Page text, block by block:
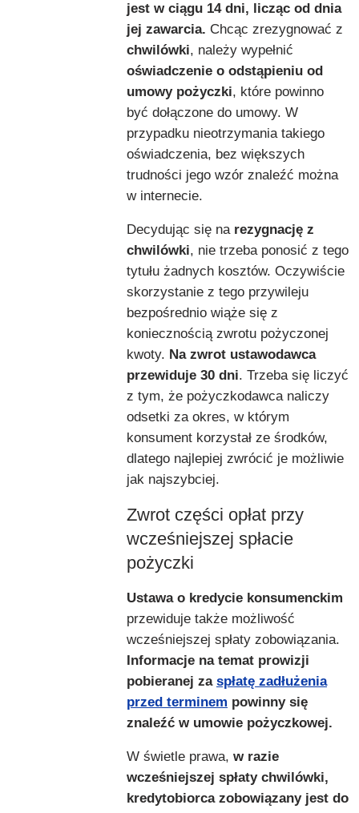
jest w ciągu 14 dni, licząc od dnia
jej zawarcia. Chcąc zrezygnować z
chwilówki, należy wypełnić
oświadczenie o odstąpieniu od
umowy pożyczki, które powinno
być dołączone do umowy. W
przypadku nieotrzymania takiego
oświadczenia, bez większych
trudności jego wzór znaleźć można
w internecie.
Decydując się narezygnację z
chwilówki, nie trzeba ponosić z tego
tytułu żadnych kosztów. Oczywiście
skorzystanie z tego przywileju
bezpośrednio wiąże się z
koniecznością zwrotu pożyczonej
kwoty. Na zwrot ustawodawca
przewiduje 30 dni. Trzeba się liczyć
z tym, że pożyczkodawca naliczy
odsetki za okres, w którym
konsument korzystał ze środków,
dlatego najlepiej zwrócić je możliwie
jak najszybciej.
Zwrot części opłat przy
wcześniejszej spłacie
pożyczki
Ustawa o kredycie konsumenckim
przewiduje także możliwość
wcześniejszej spłaty zobowiązania.
Informacje na temat prowizji
pobieranej za spłatę zadłużenia
przed terminem powinny się
znaleźć w umowie pożyczkowej.
W świetle prawa, w razie
wcześniejszej spłaty chwilówki,
kredytobiorca zobowiązany jest do